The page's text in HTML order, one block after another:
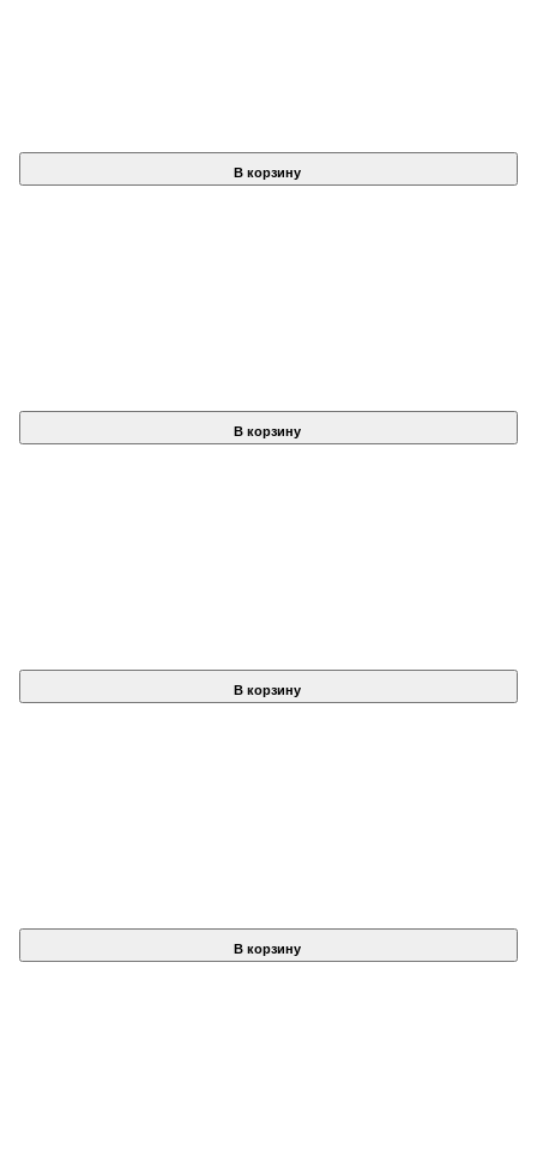
В корзину
В корзину
В корзину
В корзину